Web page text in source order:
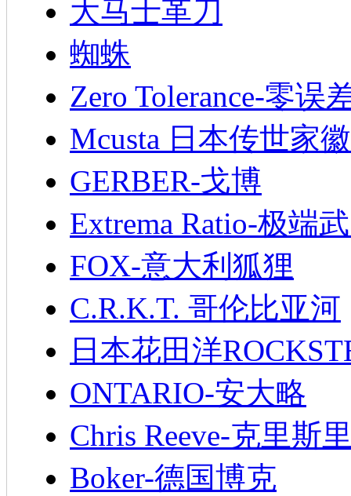
大马士革刀
蜘蛛
Zero Tolerance-零误
Mcusta 日本传世家徽
GERBER-戈博
Extrema Ratio-极端
FOX-意大利狐狸
C.R.K.T. 哥伦比亚河
日本花田洋
ONTARIO-安大略
Chris Reeve-克里斯
Boker-德国博克